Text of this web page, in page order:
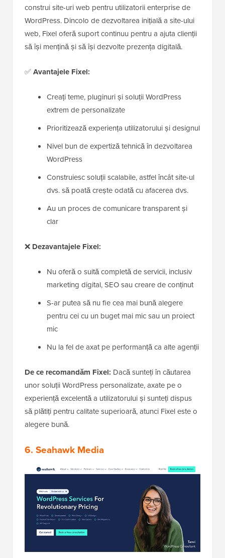
construi site-uri web pentru utilizatorii enterprise de
WordPress. Dincolo de dezvoltarea inițială a site-ului
web, Fixel oferă suport continuu pentru a ajuta clienții
să își mențină și să își dezvolte prezența digitală.
✅Avantajele Fixel:
Creați teme, pluginuri și soluții WordPress
extrem de personalizate
Prioritizează experiența utilizatorului și designul
Nivel bun de expertiză tehnică în dezvoltarea
WordPress
Construiesc soluții scalabile, astfel încât site-ul
dvs. să poată crește odată cu afacerea dvs.
Au un proces de comunicare transparent și
clar
❌ Dezavantajele Fixel:
Nu oferă o suită completă de servicii, inclusiv
marketing digital, SEO sau creare de conținut
S-ar putea să nu fie cea mai bună alegere
pentru cei cu un buget mai mic sau un proiect
mic
Nu la fel de axat pe performanță ca alte agenții
De ce recomandăm Fixel: Dacă sunteți în căutarea
unor soluții WordPress personalizate, axate pe o
experiență excelentă a utilizatorului și sunteți dispus
să plătiți pentru calitate superioară, atunci Fixel este o
alegere bună.
6. Seahawk Media